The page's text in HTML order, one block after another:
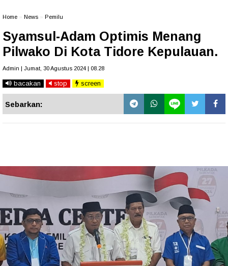
Home News Pemilu
Syamsul-Adam Optimis Menang
Pilwako Di Kota Tidore Kepulauan.
Admin | Jumat, 30 Agustus 2024 | 08.28
bacakan stop screen
Sebarkan: